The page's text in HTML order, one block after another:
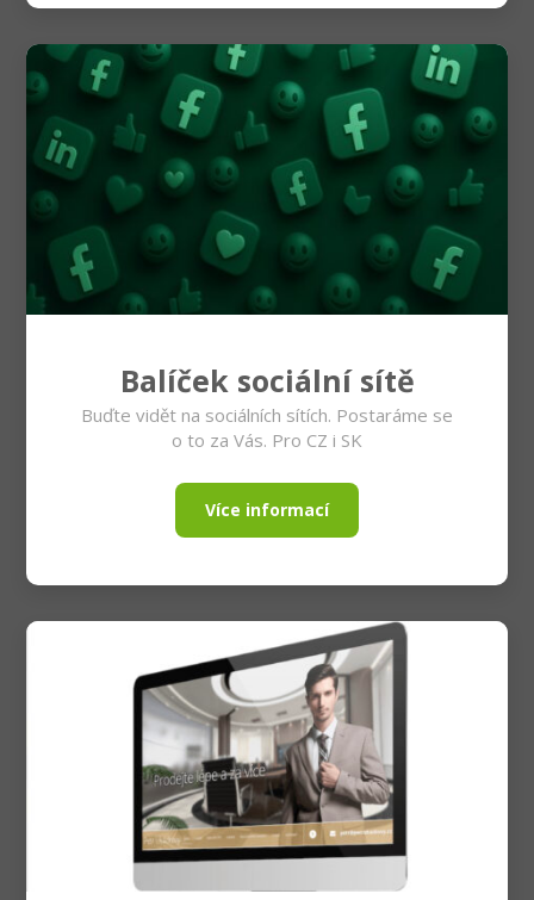
Balíček sociální sítě
Buďte vidět na sociálních sítích. Postaráme se
o to za Vás. Pro CZ i SK
Více informací